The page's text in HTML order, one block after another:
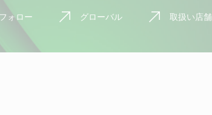
フォロー グローバル 取扱い店舗